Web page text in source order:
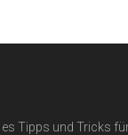
Tipps und Tricks